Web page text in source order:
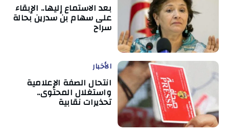
بعد الاستماع إليها.. الإبقاء
على سهام بن سدرين بحالة
سراح
الأخبار
انتحال الصفة الإعلامية
واستغلال المحتوى..
تحذيرات نقابية